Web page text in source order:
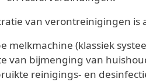
van verontreinigingen is
melkmachine (klassiek
van bijmenging van
reinigings- en